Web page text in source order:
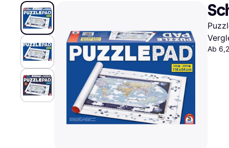
Bezahle in 3 Teilzahlungen
Bezahle in bis zu 30
Ratenzahlung
eBay
Temu
SHEIN
Ab